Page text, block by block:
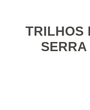
TRILHOS